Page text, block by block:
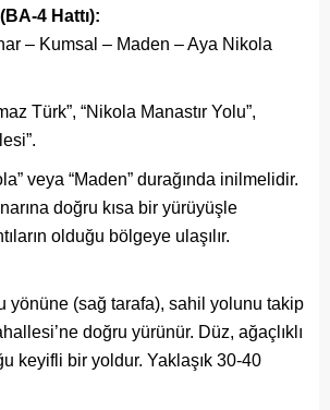
4 Hattı):
– Kumsal – Maden – Aya Nikola
Türk”, “Nikola Manastır Yolu”,
veya “Maden” durağında inilmelidir.
doğru kısa bir yürüyüşle
olduğu bölgeye ulaşılır.
yönüne (sağ tarafa), sahil yolunu takip
doğru yürünür. Düz, ağaçlıklı
keyifli bir yoldur. Yaklaşık 30-40